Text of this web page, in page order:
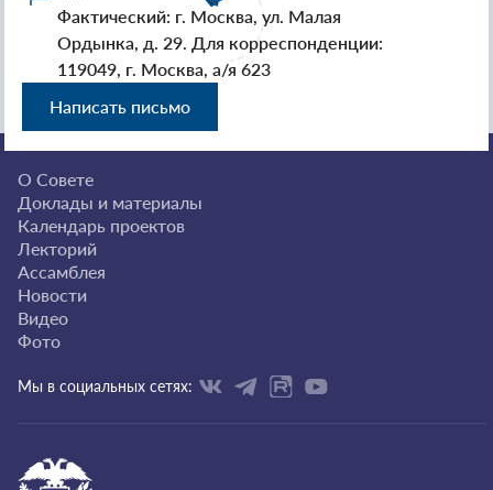
Фактический: г. Москва, ул. Малая
Ордынка, д. 29. Для корреспонденции:
119049, г. Москва, а/я 623
Написать письмо
О Совете
Доклады и материалы
Календарь проектов
Лекторий
Ассамблея
Новости
Видео
Фото
Мы в социальных сетях: